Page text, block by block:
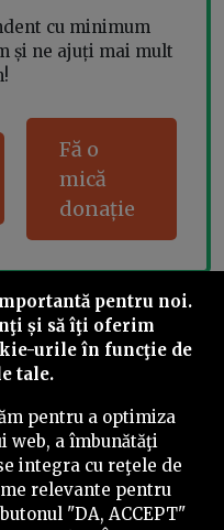
cu minimum
și ne ajuți mai mult
Fă o
mică
donație
©2026 PressOne.ro
Politica editorială
pentru noi.
și să îţi oferim
urile în funcţie de
tale.
pentru a optimiza
web, a îmbunătăţi
integra cu reţele de
relevante pentru
"DA, ACCEPT"